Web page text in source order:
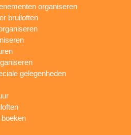
organiseren
bruiloften
gelegenheden